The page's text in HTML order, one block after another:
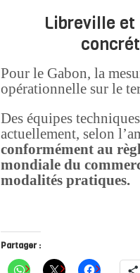
Libreville
Pour le Gabon, la
opérationnelle sur le
Des équipes
actuellement, selon
conformément au
mondiale du
modalités pratiques.
Partager :